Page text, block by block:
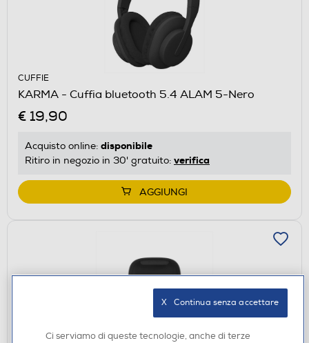
CUFFIE
KARMA - Cuffia bluetooth 5.4 ALAM 5-Nero
€ 19,90
Acquisto online: disponibile
Ritiro in negozio in 30' gratuito: verifica
AGGIUNGI
Ci serviamo di queste tecnologie, anche di terze
X   Continua senza accettare